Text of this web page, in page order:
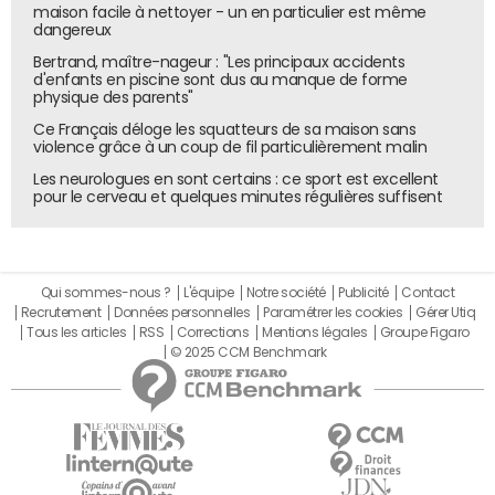
maison facile à nettoyer - un en particulier est même
dangereux
Bertrand, maître-nageur : "Les principaux accidents
d'enfants en piscine sont dus au manque de forme
physique des parents"
Ce Français déloge les squatteurs de sa maison sans
violence grâce à un coup de fil particulièrement malin
Les neurologues en sont certains : ce sport est excellent
pour le cerveau et quelques minutes régulières suffisent
Qui sommes-nous ? L'équipe Notre société Publicité
Contact
Recrutement
Données personnelles Paramétrer les cookies
Gérer Utiq
Tous les articles
RSS Corrections Mentions légales
Groupe Figaro
© 2025 CCM Benchmark